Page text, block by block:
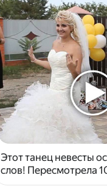
Этот танец невесты
слов! Пересмотрела